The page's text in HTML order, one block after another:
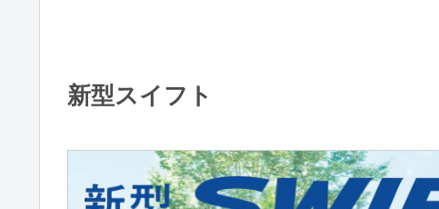
新型スイフト